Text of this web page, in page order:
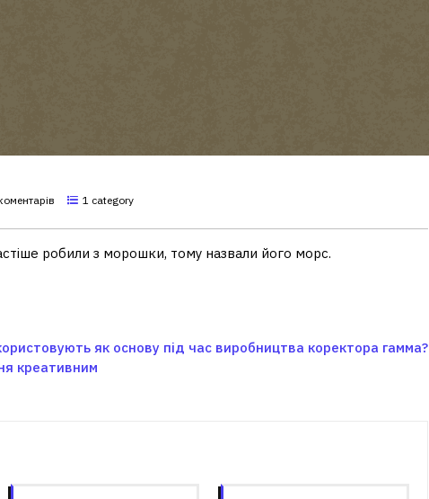
1 category
робили з морошки, тому назвали його морс.
як основу під час виробництва коректора гамма?
креативним